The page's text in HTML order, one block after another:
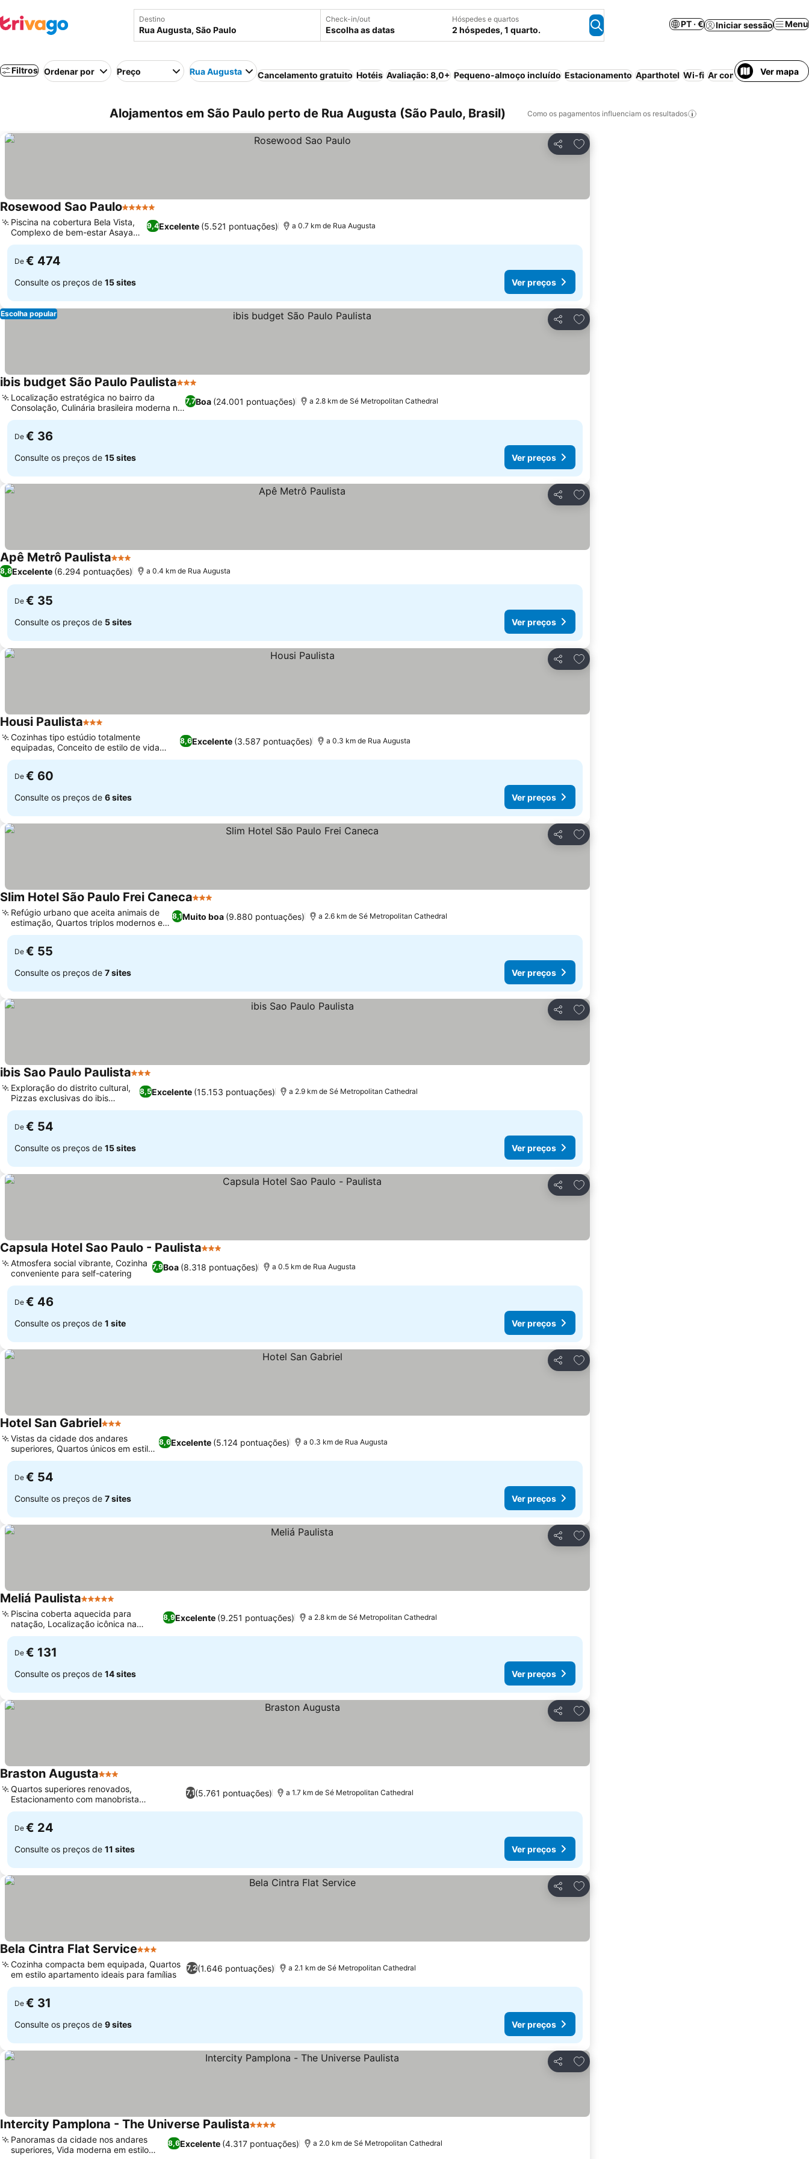
Destino Check-in/out
Escolha as datas
Hóspedes e quartos
2 hóspedes, 1 quarto.
PT · € Iniciar sessão Menu
Filtros Ordenar por Preço Rua Augusta Cancelamento gratuito Hotéis Avaliação: 8,0+ Pequeno-almoço incluído Estacionamento Aparthotel Wi-fi Ar condicionadoVer mapa
Alojamentos em São Paulo perto de Rua Augusta (São Paulo, Brasil) Como os pagamentos influenciam os resultados
Partilhar
Adicionar aos favoritos
Rosewood Sao Paulo5 Estrelas
9,4Excelente (5.521 pontuações)
Piscina na cobertura Bela Vista,
Complexo de bem-estar Asaya
Spa
a 0.7 km de Rua Augusta
De € 474
Consulte os preços de 15 sites Ver preços
Partilhar
Adicionar aos favoritos
Escolha popular
ibis budget São Paulo Paulista3 Estrelas
7,7Boa (24.001 pontuações)
Localização estratégica no bairro da
Consolação, Culinária brasileira moderna no
Trampolim
a 2.8 km de Sé Metropolitan Cathedral
De € 36
Consulte os preços de 15 sites Ver preços
Partilhar
Adicionar aos favoritos
Apê Metrô Paulista3 EstrelasVer preços
8,8Excelente (6.294 pontuações) a 0.4 km de Rua Augusta
De € 35
Consulte os preços de 5 sites Ver preços
Partilhar
Adicionar aos favoritos
Housi Paulista3 Estrelas
8,6Excelente (3.587 pontuações)
Cozinhas tipo estúdio totalmente
equipadas, Conceito de estilo de vida
digital contemporâneo
a 0.3 km de Rua Augusta
De € 60
Consulte os preços de 6 sites Ver preços
Partilhar
Adicionar aos favoritos
Slim Hotel São Paulo Frei Caneca3 Estrelas
8,1Muito boa (9.880 pontuações)
Refúgio urbano que aceita animais de
estimação, Quartos triplos modernos e
funcionais
a 2.6 km de Sé Metropolitan Cathedral
De € 55
Consulte os preços de 7 sites Ver preços
Partilhar
Adicionar aos favoritos
ibis Sao Paulo Paulista3 Estrelas
8,5Excelente (15.153 pontuações)
Exploração do distrito cultural,
Pizzas exclusivas do ibis
Kitchen
a 2.9 km de Sé Metropolitan Cathedral
De € 54
Consulte os preços de 15 sites Ver preços
Partilhar
Adicionar aos favoritos
Capsula Hotel Sao Paulo - Paulista3 Estrelas
7,9Boa (8.318 pontuações)
Atmosfera social vibrante, Cozinha
conveniente para self-catering
a 0.5 km de Rua Augusta
De € 46
Consulte os preços de 1 site Ver preços
Partilhar
Adicionar aos favoritos
Hotel San Gabriel3 Estrelas
8,6Excelente (5.124 pontuações)
Vistas da cidade dos andares
superiores, Quartos únicos em estilo
mezanino
a 0.3 km de Rua Augusta
De € 54
Consulte os preços de 7 sites Ver preços
Partilhar
Adicionar aos favoritos
Meliá Paulista5 Estrelas
8,9Excelente (9.251 pontuações)
Piscina coberta aquecida para
natação, Localização icônica na
Avenida Paulista
a 2.8 km de Sé Metropolitan Cathedral
De € 131
Consulte os preços de 14 sites Ver preços
Partilhar
Adicionar aos favoritos
Braston Augusta3 Estrelas
7,1(5.761 pontuações)
Quartos superiores renovados,
Estacionamento com manobrista
conveniente no local
a 1.7 km de Sé Metropolitan Cathedral
De € 24
Consulte os preços de 11 sites Ver preços
Partilhar
Adicionar aos favoritos
Bela Cintra Flat Service3 Estrelas
7,2(1.646 pontuações)
Cozinha compacta bem equipada, Quartos
em estilo apartamento ideais para famílias
a 2.1 km de Sé Metropolitan Cathedral
De € 31
Consulte os preços de 9 sites Ver preços
Partilhar
Adicionar aos favoritos
Intercity Pamplona - The Universe Paulista4 Estrelas
8,6Excelente (4.317 pontuações)
Panoramas da cidade nos andares
superiores, Vida moderna em estilo
a 2.0 km de Sé Metropolitan Cathedral